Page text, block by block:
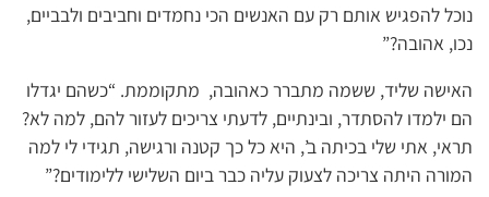
נוכל להפגיש אותם רק עם האנשים הכי נחמדים וחביבים ולבביים,
נכו, אהובה?”
האישה שליד, ששמה מתברר כאהובה, מתקוממת. “כשהם יגדלו
הם ילמדו להסתדר, ובינתיים, לדעתי צריכים לעזור להם, למה לא?
תראי, אתי שלי בכיתה ב’, היא כל כך קטנה ורגישה, תגידי לי למה
המורה היתה צריכה לצעוק עליה כבר ביום השלישי ללימודים?”